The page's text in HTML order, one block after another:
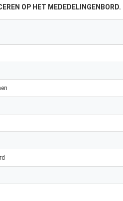
OP HET MEDEDELINGENBORD.